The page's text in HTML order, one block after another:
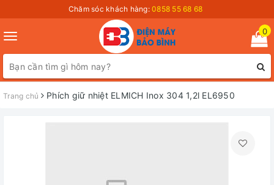
Chăm sóc khách hàng: 0858 55 68 68
Toggle
navigation
0
Trang chủ Phích giữ nhiệt ELMICH Inox 304 1,2l EL6950